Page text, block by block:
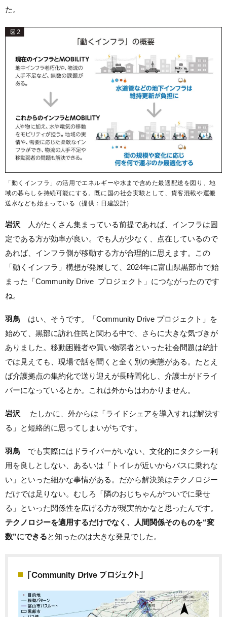
た。
「動くインフラ」の活用でエネルギーや水まで含めた最適配送を図り、地
域の暮らしを持続可能にする。既に国の社会実験として、貨客混載や運搬
送水なども始まっている（提供：日建設計）
岩沢 人がたくさん集まっている前提であれば、インフラは固
定である方が効率が良い。でも人が少なく、点在しているので
あれば、インフラ側が移動する方が合理的に思えます。この
「動くインフラ」構想が発展して、2024年に富山県黒部市で始
まった「Community Drive プロジェクト」につながったのです
ね。
羽鳥 はい、そうです。「Community Drive プロジェクト」を
始めて、黒部に訪れ住民と関わる中で、さらに大きな気づきが
ありました。移動困難者や買い物弱者といった社会問題は統計
では見えても、現場で話を聞くと全く別の実態がある。たとえ
ば介護拠点の集約化で送り迎えが長時間化し、介護士がドライ
バーになっているとか。これは外からはわかりません。
岩沢 たしかに、外からは「ライドシェアを導入すれば解決す
る」と短絡的に思ってしまいがちです。
羽鳥 でも実際にはドライバーがいない、文化的にタクシー利
用を良しとしない、あるいは「トイレが近いからバスに乗れな
い」といった細かな事情がある。だから解決策はテクノロジー
だけでは足りない。むしろ「隣のおじちゃんがついでに乗せ
る」といった関係性を広げる方が現実的かなと思ったんです。
テクノロジーを適用するだけでなく、人間関係そのものを“変
数”にできると知ったのは大きな発見でした。
「Community Drive プロジェクト」